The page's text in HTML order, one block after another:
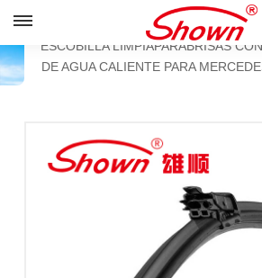
ESCOBILLA
ESCOBILLA LIMPIAPARABRISAS
DE AGUA CALIENTE PARA